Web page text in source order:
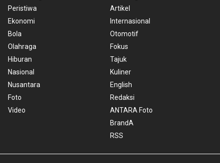
Peristiwa
Ekonomi
Bola
Olahraga
Hiburan
Nasional
Nusantara
Foto
Video
Artikel
Internasional
Otomotif
Fokus
Tajuk
Kuliner
English
Redaksi
ANTARA Foto
BrandA
RSS